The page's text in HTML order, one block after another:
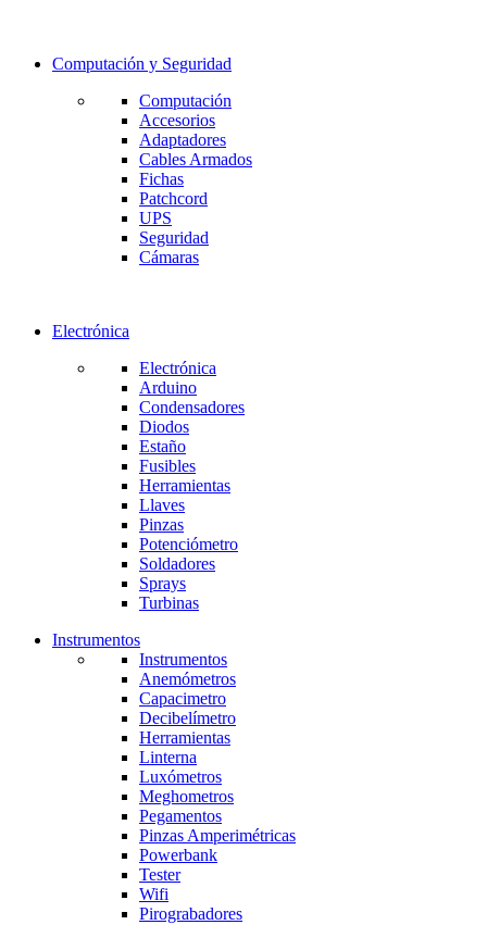
Computación y Seguridad
Computación
Accesorios
Adaptadores
Cables Armados
Fichas
Patchcord
UPS
Seguridad
Cámaras
Electrónica
Electrónica
Arduino
Condensadores
Diodos
Estaño
Fusibles
Herramientas
Llaves
Pinzas
Potenciómetro
Soldadores
Sprays
Turbinas
Instrumentos
Instrumentos
Anemómetros
Capacimetro
Decibelímetro
Herramientas
Linterna
Luxómetros
Meghometros
Pegamentos
Pinzas Amperimétricas
Powerbank
Tester
Wifi
Pirograbadores